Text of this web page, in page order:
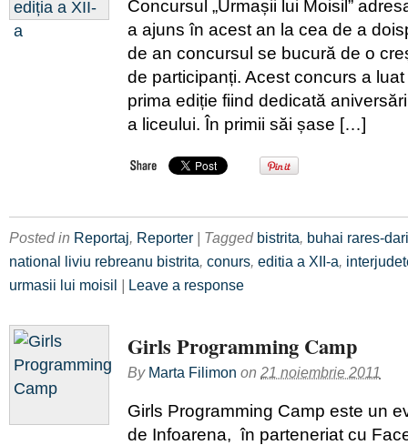
Concursul „Urmașii lui Moisil”
a ajuns în acest an la cea de a
de an concursul se bucură de o
de participanți. Acest concurs a
prima ediție fiind dedicată
a liceului. În primii săi șase […]
Posted in Reportaj, Reporter | Tagged bistrita, buhai rares-
national liviu rebreanu bistrita, conurs, editia a XII-a,
urmasii lui moisil | Leave a response
Girls Programming Camp
By Marta Filimon on 21 noiembrie 2011
Girls Programming Camp este un
de Infoarena, în parteneriat cu